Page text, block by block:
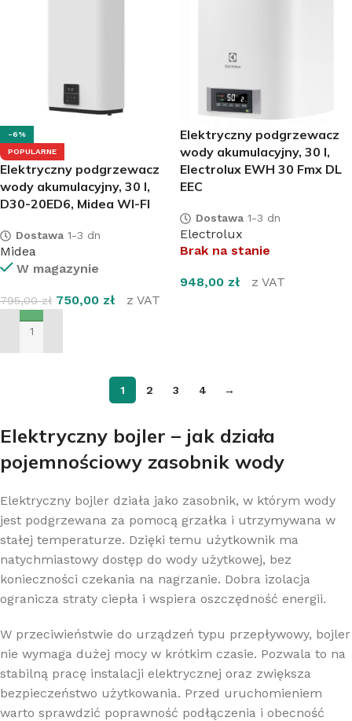
-6%
POPULARNE
Elektryczny podgrzewacz
wody akumulacyjny, 30 l,
D30-20ED6, Midea WI-FI
Dostawa 1-3 dn
Midea
W magazynie
795,00zł 750,00 zł z VAT
DODAJ DO KOSZYKA
Elektryczny podgrzewacz
wody akumulacyjny, 30 l,
Electrolux EWH 30 Fmx DL
EEC
Dostawa 1-3 dn
Electrolux
Brak na stanie
948,00 zł z VAT
1 2 3 4 →
Elektryczny bojler – jak działa
pojemnościowy zasobnik wody
Elektryczny bojler działa jako zasobnik, w którym wody
jest podgrzewana za pomocą grzałka i utrzymywana w
stałej temperaturze. Dzięki temu użytkownik ma
natychmiastowy dostęp do wody użytkowej, bez
konieczności czekania na nagrzanie. Dobra izolacja
ogranicza straty ciepła i wspiera oszczędność energii.
W przeciwieństwie do urządzeń typu przepływowy, bojler
nie wymaga dużej mocy w krótkim czasie. Pozwala to na
stabilną pracę instalacji elektrycznej oraz zwiększa
bezpieczeństwo użytkowania. Przed uruchomieniem
warto sprawdzić poprawność podłączenia i obecność